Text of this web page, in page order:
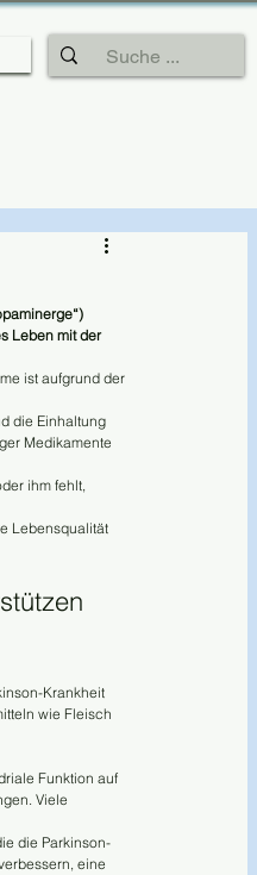
Leben mit der
ist aufgrund der
die Einhaltung
Medikamente
ihm fehlt,
Lebensqualität
Krankheit
wie Fleisch
Funktion auf
Viele
die Parkinson-
eine